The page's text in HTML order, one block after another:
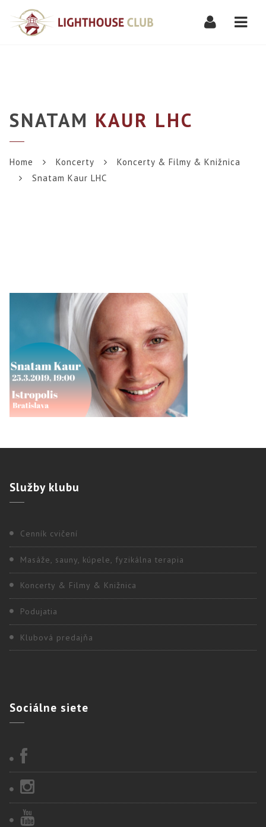
SNATAM KAUR LHC
Home Koncerty
Koncerty & Filmy & Knižnica
Snatam Kaur LHC
Službyklubu
Cenník cvičení
Masáže, sauny, kúpele, fyzikálna terapia
Koncerty & Filmy & Knižnica
Podujatia
Klubová predajňa
Sociálne siete